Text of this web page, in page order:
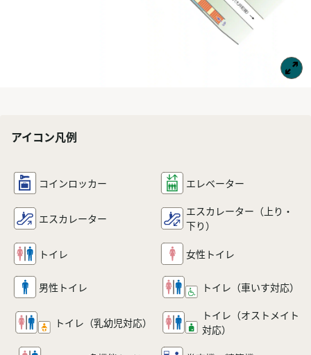
アイコン凡例
コインロッカー エレベーター
エスカレーター
エスカレーター （上り・
下り）
トイレ 女性トイレ
男性トイレ トイレ （車いす対応）
トイレ （乳幼児対応）
トイレ（オストメイト
対応）